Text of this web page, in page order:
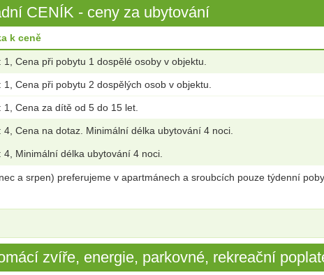
CENÍK - ceny za ubytování
k ceně
1, Cena při pobytu 1 dospělé osoby v objektu.
1, Cena při pobytu 2 dospělých osob v objektu.
1, Cena za dítě od 5 do 15 let.
4, Cena na dotaz. Minimální délka ubytování 4 noci.
4, Minimální délka ubytování 4 noci.
a srpen) preferujeme v apartmánech a sroubcích pouze týdenní
zvíře, energie, parkovné, rekreační